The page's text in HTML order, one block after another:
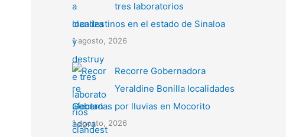
tres laboratorios
clandestinos en el estado de Sinaloa
1 agosto, 2026
Recorre Gobernadora
Yeraldine Bonilla localidades
afectadas por lluvias en Mocorito
1 agosto, 2026